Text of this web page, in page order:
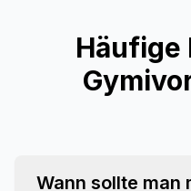
Häufige
Wann sollte man